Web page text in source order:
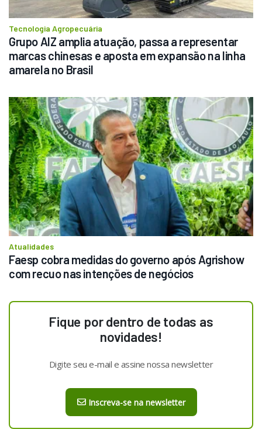
Tecnologia Agropecuária
Grupo AIZ amplia atuação, passa a representar
marcas chinesas e aposta em expansão na linha
amarela no Brasil
Atualidades
Faesp cobra medidas do governo após Agrishow
com recuo nas intenções de negócios
Fique por dentro de todas as
novidades!
Digite seu e-mail e assine nossa newsletter
Inscreva-se na newsletter